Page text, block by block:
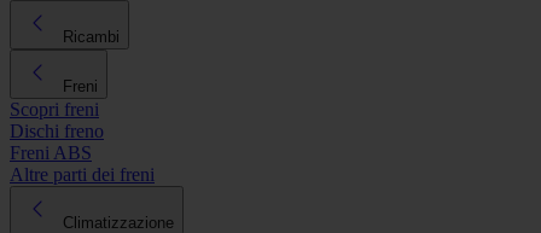
Ricambi
Freni
Scopri freni
Dischi freno
Freni ABS
Altre parti dei freni
Climatizzazione